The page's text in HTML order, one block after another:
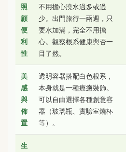
照
顧
便
利
性
不用擔心澆水過多或過
少。出門旅行一兩週，只
要水加滿，完全不用擔
心。觀察根系健康與否一
目了然。
美
感
與
佈
置
透明容器搭配白色根系，
本身就是一種療癒裝飾。
可以自由選擇各種創意容
器（玻璃瓶、實驗室燒杯
等）。
生